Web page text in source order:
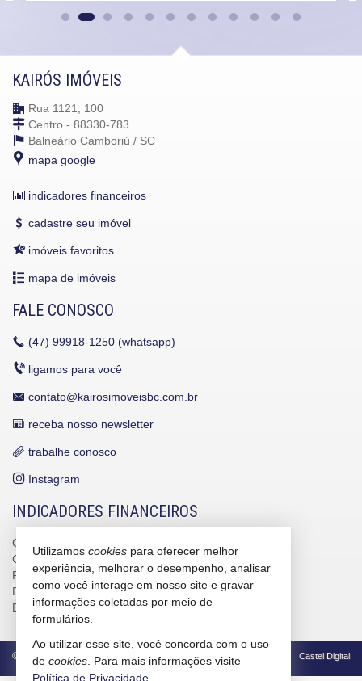
KAIRÓS IMÓVEIS
Rua 1121, 100
Centro - 88330-783
Balneário Camboriú / SC
mapa google
indicadores financeiros
cadastre seu imóvel
imóveis favoritos
mapa de imóveis
FALE CONOSCO
(47) 99918-1250 (whatsapp)
ligamos para você
contato@kairosimoveisbc.com.br
receba nosso newsletter
trabalhe conosco
Instagram
INDICADORES FINANCEIROS
CUB /
CUB /SCvariação
0,95%
Poupança
0,6738%
Dólar Comercial
R$ 5,09
Euro
R$ 5,88
© 2026 CRECI/SC 4586-J Política de Privacidade Castel Digital
Utilizamos cookies para oferecer melhor
experiência, melhorar o desempenho, analisar
como você interage em nosso site e gravar
informações coletadas por meio de
formulários.
Ao utilizar esse site, você concorda com o uso
de cookies . Para mais informações visite
Política de Privacidade